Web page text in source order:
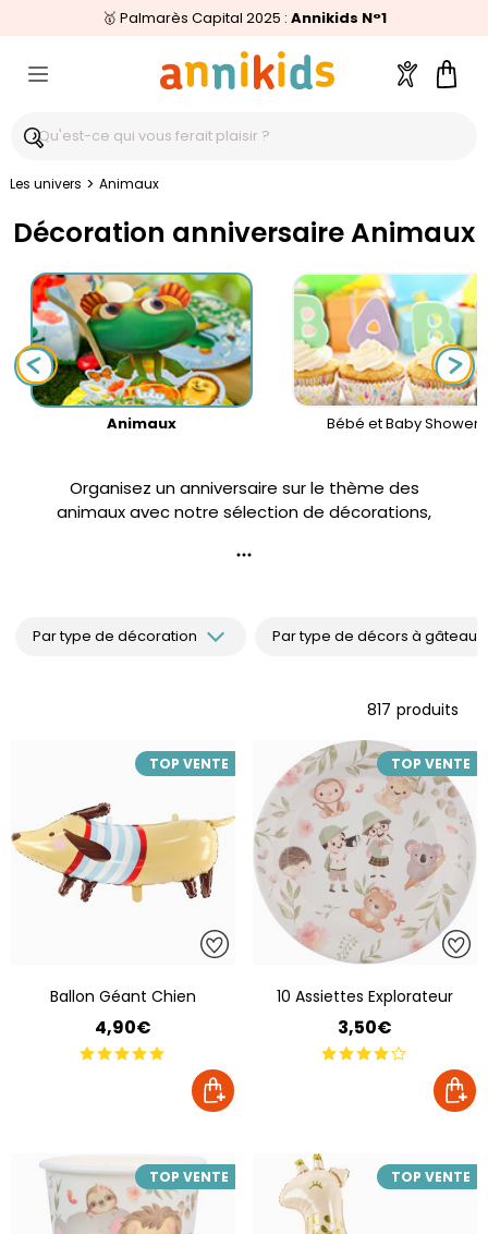
Livraison relais offertedès 59€🚚
🥇 Palmarès Capital 2025 : Annikids N°1
⭐⭐⭐⭐⭐4,6/5(24 000 avis clients)
Compte
Les univers > Animaux
Décoration anniversaire Animaux
Animaux Bébé et Baby Shower
Organisez un anniversaire sur le thème des
animaux avec notre sélection de décorations,
ferme, forêt, océan… il y en a pour tous les petits
Par type de décoration Par type de décors à gâteaux
817 produits
TOP VENTE
Ballon Géant Chien
4,90€
TOP VENTE
10 Assiettes Explorateur
3,50€
TOP VENTE TOP VENTE